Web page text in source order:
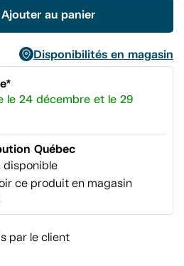
Ajouter au panier
Disponibilités en magasin
le 24 décembre et le 29
Québec
disponible
ce produit en magasin
par le client